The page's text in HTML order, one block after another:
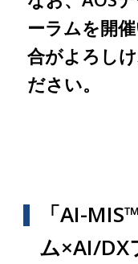
ーラムを開
合がよろし
ださい。
「AI-
ム×AI/DX